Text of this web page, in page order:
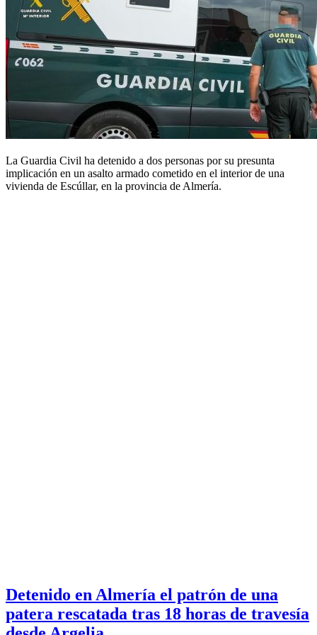
La Guardia Civil ha detenido a dos personas por su presunta
implicación en un asalto armado cometido en el interior de una
vivienda de Escúllar, en la provincia de Almería.
Detenido en Almería el patrón de una
patera rescatada tras 18 horas de travesía